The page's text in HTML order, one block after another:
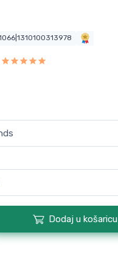
Dodaj u košaricu